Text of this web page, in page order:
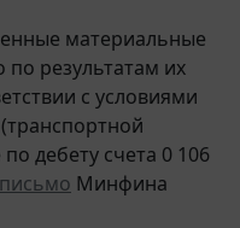
материальные
результатам их
с условиями
дебету счета 0 106
письмо Минфина